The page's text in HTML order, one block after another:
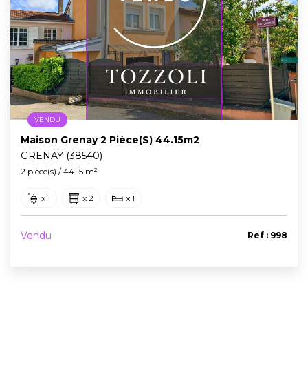
VENDU
Maison Grenay 2 Pièce(s) 44.15m2
GRENAY (38540)
2 pièce(s) / 44.15 m²
x 1 x 2 x 1
Vendu Ref : 998